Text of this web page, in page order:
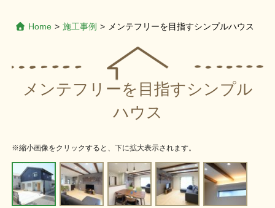
Home > 施工事例 > メンテフリーを目指すシンプルハウス
メンテフリーを目指すシンプル
ハウス
※縮小画像をクリックすると、下に拡大表示されます。